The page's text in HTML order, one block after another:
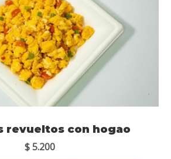
revueltos con hogao
$5.200